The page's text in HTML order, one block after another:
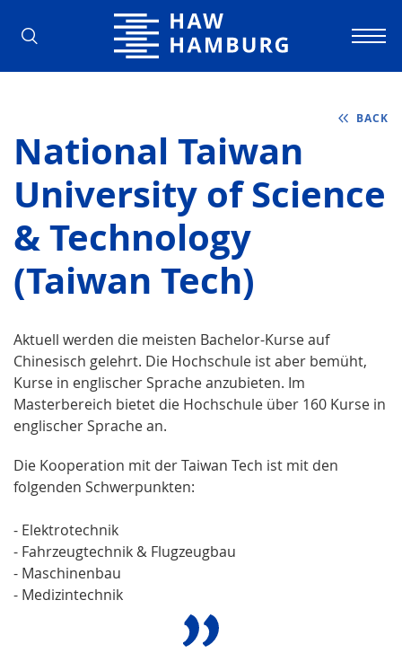
Hamburg University of Applied
BACK
National Taiwan
University of Science
& Technology
(Taiwan Tech)
Aktuell werden die meisten Bachelor-Kurse auf
Chinesisch gelehrt. Die Hochschule ist aber bemüht,
Kurse in englischer Sprache anzubieten. Im
Masterbereich bietet die Hochschule über 160 Kurse in
englischer Sprache an.
Die Kooperation mit der Taiwan Tech ist mit den
folgenden Schwerpunkten:
- Elektrotechnik
- Fahrzeugtechnik & Flugzeugbau
- Maschinenbau
- Medizintechnik